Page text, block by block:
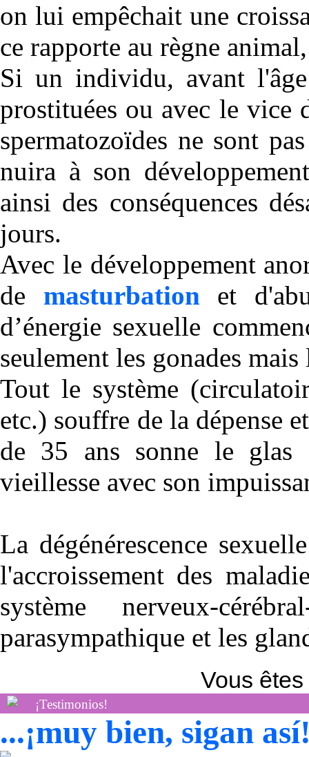
on lui empêchait une
ce rapporte au règne
Si un individu, avant
prostituées ou avec le vice
spermatozoïdes ne sont
nuira à son
ainsi des conséquences
jours.
Avec le développement
de masturbation et
d’énergie sexuelle
seulement les gonades
Tout le système
etc.) souffre de la dépense
de 35 ans sonne le glas
vieillesse avec son
La dégénérescence
l'accroissement des
système nerveux-
parasympathique et les
Vous
¡Testimonios!
...¡muy bien, sigan